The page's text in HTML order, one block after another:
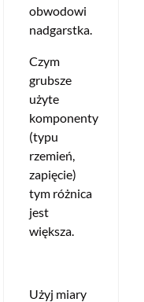
obwodowi
nadgarstka.
Czym
grubsze
użyte
komponenty
(typu
rzemień,
zapięcie)
tym różnica
jest
większa.
Użyj miary